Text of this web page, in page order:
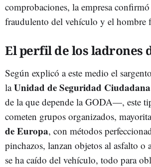
comprobaciones, la empresa
fraudulento del vehículo y el hombre
El perfil de los ladrones
Según explicó a este medio el sargento
laUnidad de Seguridad Ciudadana
de la que depende la GODA—, este
cometen grupos organizados,
de Europa, con métodos
pinchazos, lanzan objetos al asfalto o
se ha caído del vehículo, todo para